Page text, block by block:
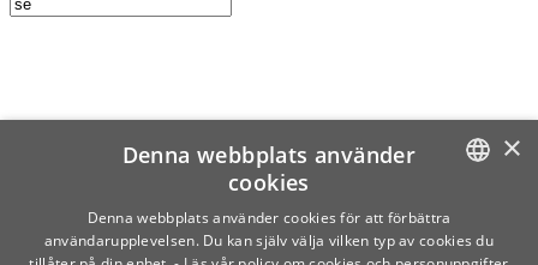
SWEDISH
×
Denna webbplats använder
cookies
Denna webbplats använder cookies för att förbättra
användarupplevelsen. Du kan själv välja vilken typ av cookies du